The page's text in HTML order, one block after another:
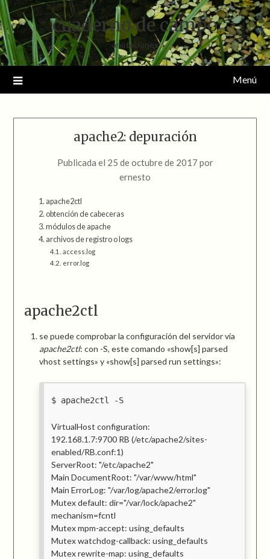
Saltar
al
contenido
cuaderno de campo
anotaciones
Menú
apache2: depuración
Publicada el 25 de octubre de 2017 por
ernesto
apache2ctl
obtención de cabeceras
módulos de apache
archivos de registro o logs
access.log
error.log
apache2ctl
se puede comprobar la configuración del servidor vía
apache2ctl: con -S, este comando «show[s] parsed
vhost settings» y «show[s] parsed run settings»:
apache2ctl -S
VirtualHost configuration:
192.168.1.7:9700 RB (/etc/apache2/sites-
enabled/RB.conf:1)
ServerRoot: "/etc/apache2"
Main DocumentRoot: "/var/www/html"
Main ErrorLog: "/var/log/apache2/error.log"
Mutex default: dir="/var/lock/apache2"
mechanism=fcntl
Mutex mpm-accept: using_defaults
Mutex watchdog-callback: using_defaults
Mutex rewrite-map: using_defaults